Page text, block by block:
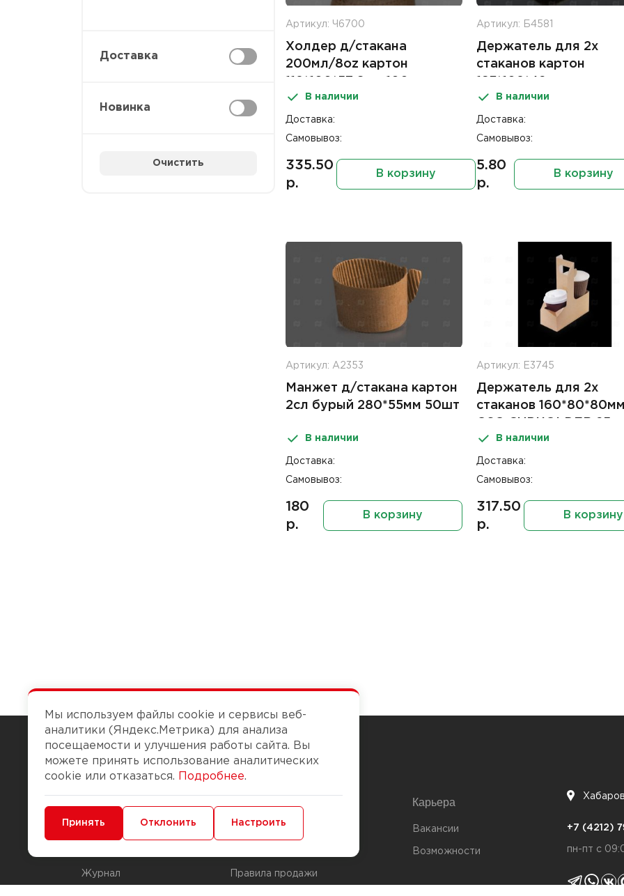
Доставка
Новинка
Очистить
Артикул: Ч6700
Холдер д/стакана
200мл/8oz картон
В наличии
Доставка:
Самовывоз:
335.50
р.
В корзину
Артикул: Б4581
Держатель для 2х
стаканов картон
В наличии
Доставка:
Самовывоз:
5.80
р.
В корзину
Артикул: А2353
Манжет д/стакана картон
2сл бурый 280*55мм 50шт
В наличии
Доставка:
Самовывоз:
180
р.
В корзину
Артикул: Е3745
Держатель для 2х
стаканов
В наличии
Доставка:
Самовывоз:
317.50
р.
В корзину
Чтобы вам легко работалось
Журнал
Доставка и оплата
Правила продажи
Карьера
Вакансии
Возможности
+7 (4212)
пн-пт с
Мы используем файлы cookie и сервисы веб-
аналитики (Яндекс.Метрика) для анализа
посещаемости и улучшения работы сайта. Вы
можете принять использование аналитических
cookie или отказаться.
Подробнее.
Минимальные Функциональные/Аналитические
Принять Отклонить Настроить